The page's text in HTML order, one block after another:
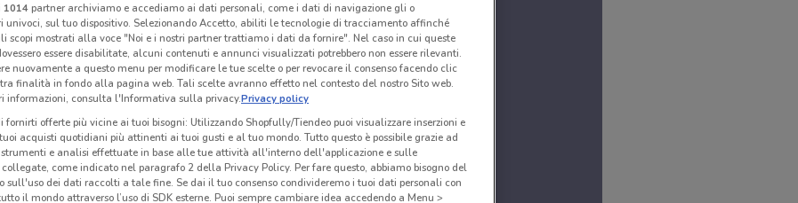
1014partner archiviamo e accediamo ai dati personali, come i dati di navigazione gli o
univoci, sul tuo dispositivo. Selezionando Accetto, abiliti le tecnologie di tracciamento affinché
scopi mostrati alla voce "Noi e i nostri partner trattiamo i dati da fornire". Nel caso in cui queste
essere disabilitate, alcuni contenuti e annunci visualizzati potrebbero non essere rilevanti.
nuovamente a questo menu per modificare le tue scelte o per revocare il consenso facendo clic
finalità in fondo alla pagina web. Tali scelte avranno effetto nel contesto del nostro Sito web.
informazioni, consulta l'Informativa sulla privacy.Privacy policy
fornirti offerte più vicine ai tuoi bisogni: Utilizzando Shopfully/Tiendeo puoi visualizzare inserzioni e
acquisti quotidiani più attinenti ai tuoi gusti e al tuo mondo. Tutto questo è possibile grazie ad
e analisi effettuate in base alle tue attività all'interno dell'applicazione e sulle
come indicato nel paragrafo 2 della Privacy Policy. Per fare questo, abbiamo bisogno del
sull'uso dei dati raccolti a tale fine. Se dai il tuo consenso condivideremo i tuoi dati personali con
il mondo attraverso l’uso di SDK esterne. Puoi sempre cambiare idea accedendo a Menu >